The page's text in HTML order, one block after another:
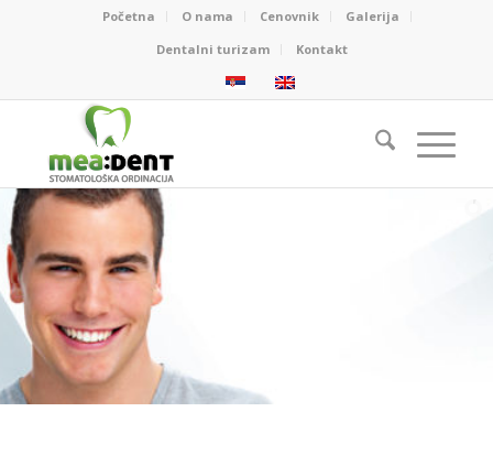
Početna O nama Cenovnik
Galerija
Dentalni turizam
Kontakt